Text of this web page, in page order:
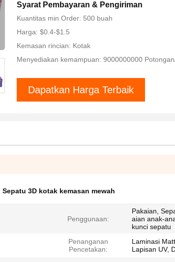
Syarat Pembayaran & Pengiriman
Kuantitas min Order: 500 buah
Harga: $0.4-$1.5
Kemasan rincian: Kotak
Menyediakan kemampuan: 9000000000
Dapatkan Harga Terbaik
Sepatu 3D kotak kemasan mewah
Penggunaan:
Pakaian,
aian anak-
kunci sepatu
Penanganan
Pencetakan:
Laminasi
Lapisan UV,